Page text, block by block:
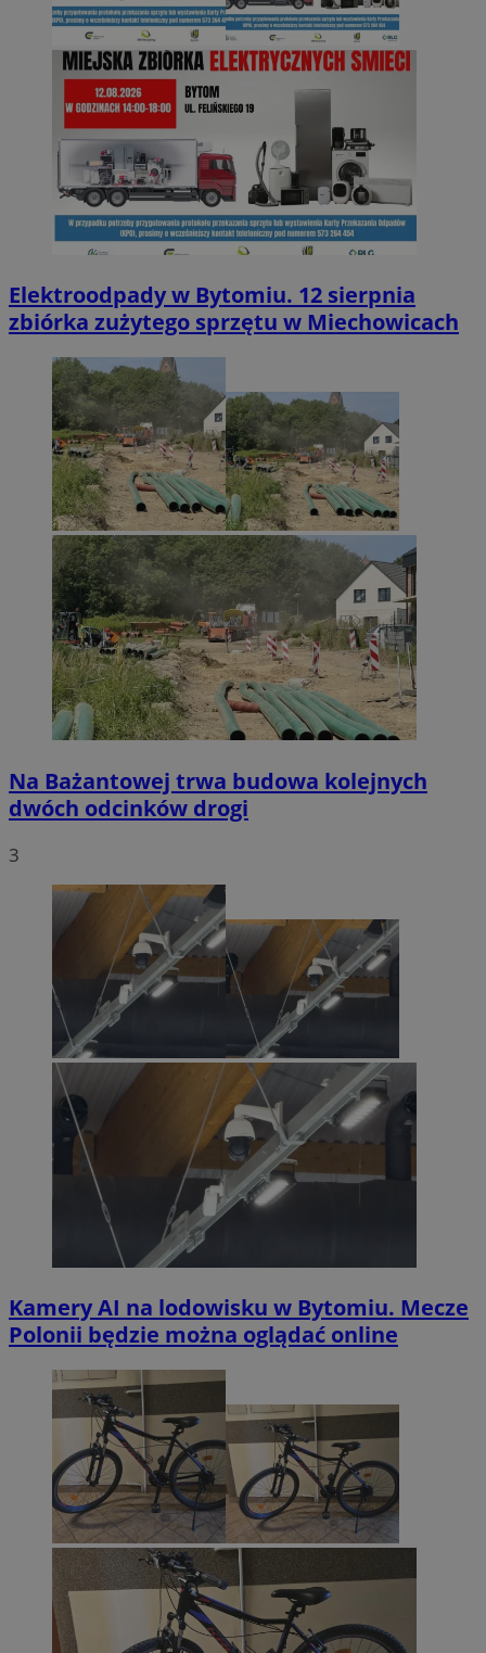
Elektroodpady w Bytomiu. 12 sierpnia
zbiórka zużytego sprzętu w Miechowicach
Na Bażantowej trwa budowa kolejnych
dwóch odcinków drogi
3
Kamery AI na lodowisku w Bytomiu. Mecze
Polonii będzie można oglądać online